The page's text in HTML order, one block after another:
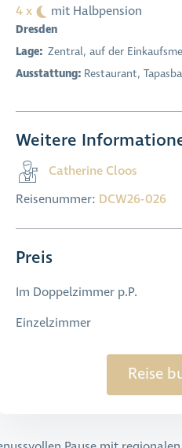
4 x mit Halbpension
Dresden
Lage: Zentral, auf der
Ausstattung: Restaurant,
Weitere
Catherine Cloos
Reisenummer: DCW26-026
Preis
Im Doppelzimmer p.P.
Einzelzimmer
Reise